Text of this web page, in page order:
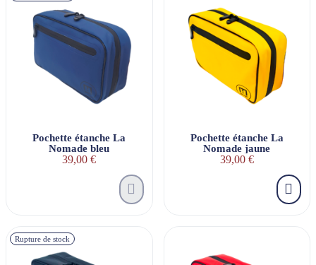
Pochette étanche La
Nomade bleu
39,00 €
Pochette étanche La
Nomade jaune
39,00 €
Rupture de stock